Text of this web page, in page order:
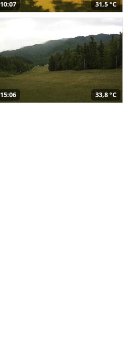
10:07 31,5 °C
15:06 33,8 °C